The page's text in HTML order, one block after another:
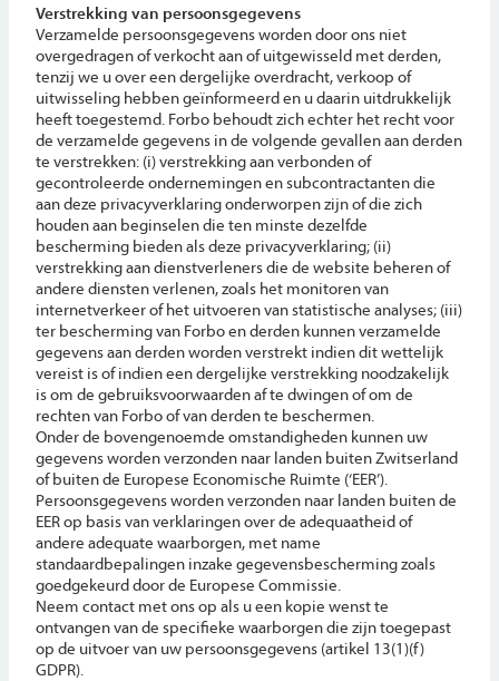
Verstrekking van persoonsgegevens
Verzamelde persoonsgegevens worden door ons niet
overgedragen of verkocht aan of uitgewisseld met derden,
tenzij we u over een dergelijke overdracht, verkoop of
uitwisseling hebben geïnformeerd en u daarin uitdrukkelijk
heeft toegestemd. Forbo behoudt zich echter het recht voor
de verzamelde gegevens in de volgende gevallen aan derden
te verstrekken: (i) verstrekking aan verbonden of
gecontroleerde ondernemingen en subcontractanten die
aan deze privacyverklaring onderworpen zijn of die zich
houden aan beginselen die ten minste dezelfde
bescherming bieden als deze privacyverklaring; (ii)
verstrekking aan dienstverleners die de website beheren of
andere diensten verlenen, zoals het monitoren van
internetverkeer of het uitvoeren van statistische analyses; (iii)
ter bescherming van Forbo en derden kunnen verzamelde
gegevens aan derden worden verstrekt indien dit wettelijk
vereist is of indien een dergelijke verstrekking noodzakelijk
is om de gebruiksvoorwaarden af te dwingen of om de
rechten van Forbo of van derden te beschermen.
Onder de bovengenoemde omstandigheden kunnen uw
gegevens worden verzonden naar landen buiten Zwitserland
of buiten de Europese Economische Ruimte (‘EER’).
Persoonsgegevens worden verzonden naar landen buiten de
EER op basis van verklaringen over de adequaatheid of
andere adequate waarborgen, met name
standaardbepalingen inzake gegevensbescherming zoals
goedgekeurd door de Europese Commissie.
Neem contact met ons op als u een kopie wenst te
ontvangen van de specifieke waarborgen die zijn toegepast
op de uitvoer van uw persoonsgegevens (artikel 13(1)(f)
GDPR).